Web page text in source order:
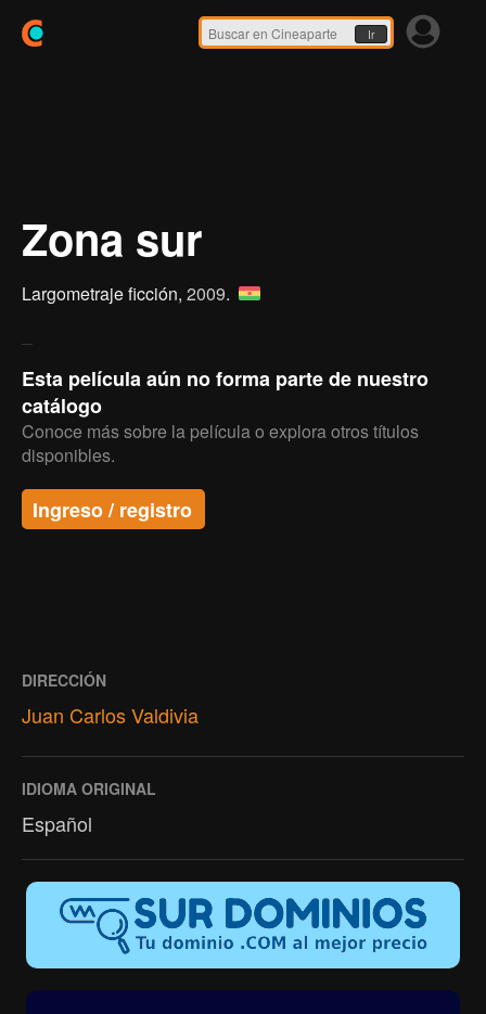
Ir
Zona sur
Largometraje ficción, 2009.
Esta película aún no forma parte de nuestro
catálogo
Conoce más sobre la película o explora otros títulos
disponibles.
Ingreso / registro
DIRECCIÓN
Juan Carlos Valdivia
IDIOMA ORIGINAL
Español